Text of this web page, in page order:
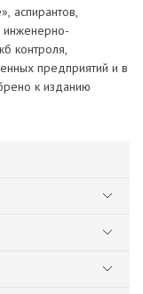
аспирантов,
инженерно-
контроля,
предприятий и в
к изданию